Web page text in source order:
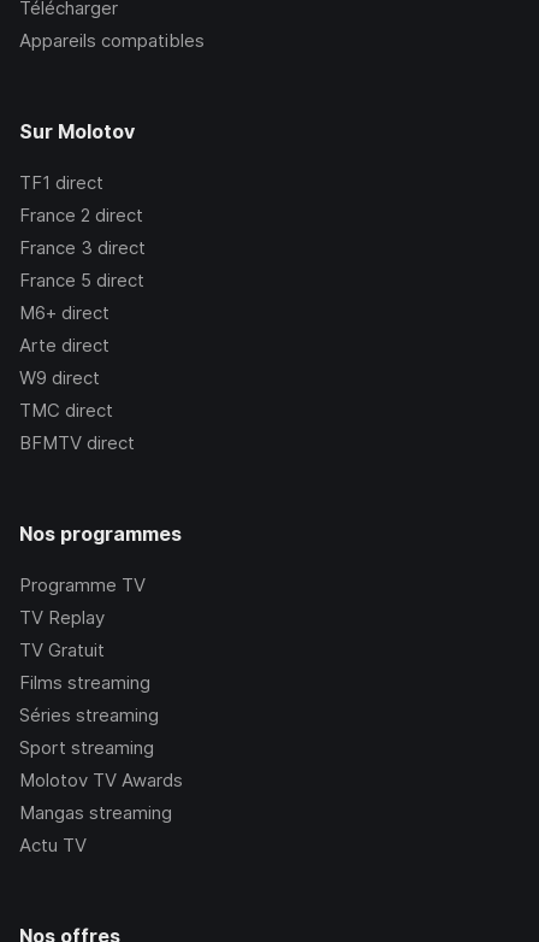
Télécharger
Appareils compatibles
Sur Molotov
TF1 direct
France 2 direct
France 3 direct
France 5 direct
M6+ direct
Arte direct
W9 direct
TMC direct
BFMTV direct
Nos programmes
Programme TV
TV Replay
TV Gratuit
Films streaming
Séries streaming
Sport streaming
Molotov TV Awards
Mangas streaming
Actu TV
Nos offres